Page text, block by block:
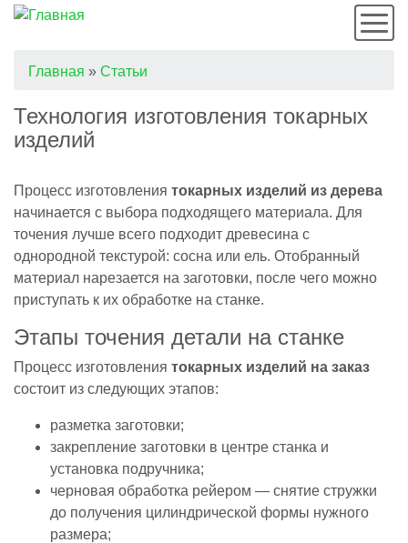
Строка
Главная Статьи
Технология изготовления токарных
изделий
Процесс изготовления токарных изделий из дерева
начинается с выбора подходящего материала. Для
точения лучше всего подходит древесина с
однородной текстурой: сосна или ель. Отобранный
материал нарезается на заготовки, после чего можно
приступать к их обработке на станке.
Этапы точения детали на станке
Процесс изготовления токарных изделий на заказ
состоит из следующих этапов:
разметка заготовки;
закрепление заготовки в центре станка и
установка подручника;
черновая обработка рейером — снятие стружки
до получения цилиндрической формы нужного
размера;